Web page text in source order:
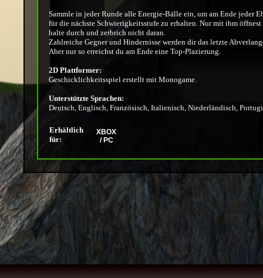
Sammle in jeder Runde alle Energie-Bälle ein, um am Ende jeder
für die nächste Schwierigkeitsstufe zu erhalten. Nur mit ihm
halte durch und zerbrich nicht daran.
Zahlreiche Gegner und Hindernisse werden dir das letzte
Aber nur so erreichst du am Ende eine Top-Plazierung.
2D Plattformer:
Geschicklichkeitsspiel erstellt mit Monogame.
Unterstützte Sprachen:
Deutsch, Englisch, Französisch, Italienisch, Niederländisch,
Erhältlich
für:
XBOX
/ PC